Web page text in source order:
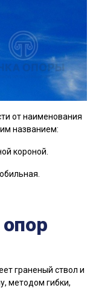
от наименования
названием:
короной.
граненый ствол и
методом гибки,